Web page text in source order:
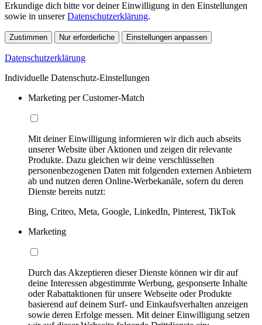
Erkundige dich bitte vor deiner Einwilligung in den Einstellungen
sowie in unsererDatenschutzerklärung.
Zustimmen Nur erforderliche Einstellungen anpassen
Datenschutzerklärung
Individuelle Datenschutz-Einstellungen
Marketing per Customer-Match
Mit deiner Einwilligung informieren wir dich auch abseits
unserer Website über Aktionen und zeigen dir relevante
Produkte. Dazu gleichen wir deine verschlüsselten
personenbezogenen Daten mit folgenden externen Anbietern
ab und nutzen deren Online-Werbekanäle, sofern du deren
Dienste bereits nutzt:
Bing, Criteo, Meta, Google, LinkedIn, Pinterest, TikTok
Marketing
Durch das Akzeptieren dieser Dienste können wir dir auf
deine Interessen abgestimmte Werbung, gesponserte Inhalte
oder Rabattaktionen für unsere Webseite oder Produkte
basierend auf deinem Surf- und Einkaufsverhalten anzeigen
sowie deren Erfolge messen. Mit deiner Einwilligung setzen